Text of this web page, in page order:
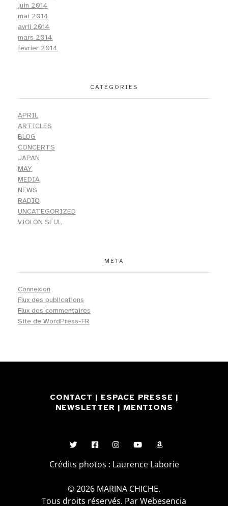
juin 2014
mai 2014
avril 2014
mars 2014
février 2014
CATÉGORIES
APRIL
ARTICLES
BLOG
CONCERTS
JAPAN
MAY
MEDIA
NEWS
RADIO
UNCATEGORIZED
VIOLON SEUL
MÉTA
Connexion
Flux des publications
Flux des commentaires
Site de WordPress-FR
CONTACT | ESPACE PRESSE |
NEWSLETTER | MENTIONS
Crédits photos : Laurence Laborie
© 2026 MARINA CHICHE.
Tous droits réservés. Par Webesencia